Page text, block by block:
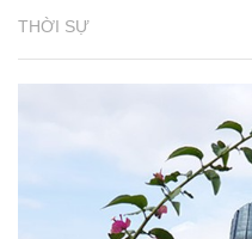
THỜI SỰ